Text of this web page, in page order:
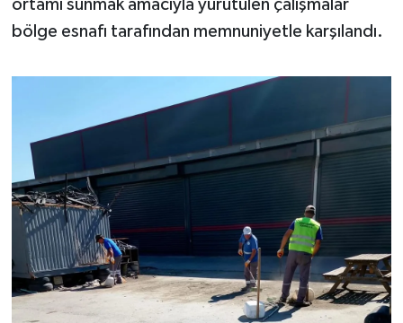
ortamı sunmak amacıyla yürütülen çalışmalar
bölge esnafı tarafından memnuniyetle karşılandı.
YAŞAM